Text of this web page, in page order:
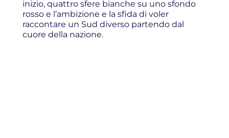
inizio, quattro sfere bianche su uno sfondo
rosso e l’ambizione e la sfida di voler
raccontare un Sud diverso partendo dal
cuore della nazione.